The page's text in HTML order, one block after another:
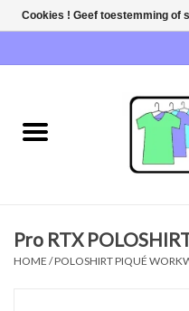
NIEUW!
SWEATERS / SWEATVESTEN
Pro RTX
HOME /POLOSHIRT PIQUÉ
Cookies ! Geef toestemming of